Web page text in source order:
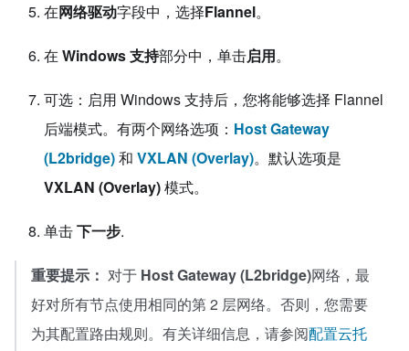
在网络驱动字段中，选择Flannel。
在 Windows 支持部分中，单击启用。
可选：启用 Windows 支持后，您将能够选择 Flannel
后端模式。有两个网络选项： Host Gateway
(L2bridge)和 VXLAN (Overlay)。默认选项是
VXLAN (Overlay)模式。
单击下一步.
重要提示： 对于 Host Gateway (L2bridge)网络，最
好对所有节点使用相同的第 2 层网络。否则，您需要
为其配置路由规则。有关详细信息，请参阅配置云托